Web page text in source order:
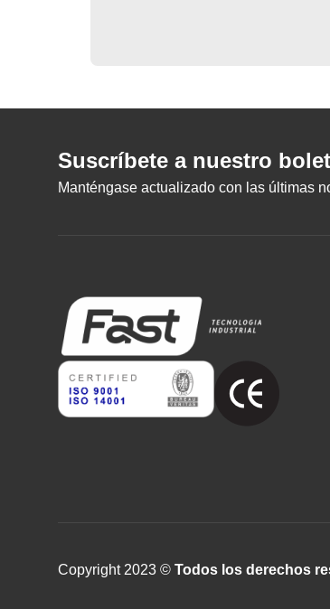
Suscríbete a nuestro
Manténgase actualizado con las últimas
Copyright 2023 © Todos los derechos